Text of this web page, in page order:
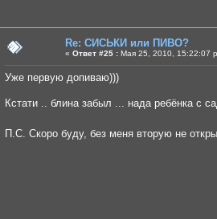
Re: СИСЬКИ или ПИВО?
« Ответ #25 : Мая 25, 2010, 15:22:07
Уже первую допиваю)))
Кстати .. блина забыл ... нада ребёнка с
П.С. Скоро буду, без меня вторую не